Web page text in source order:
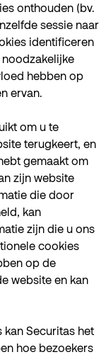
onthouden (bv.
sessie naar
identificeren
noodzakelijke
hebben op
ervan.
om u te
terugkeert, en
gemaakt om
zijn website
die door
kan
zijn die u ons
cookies
op de
website en kan
Securitas het
hoe bezoekers